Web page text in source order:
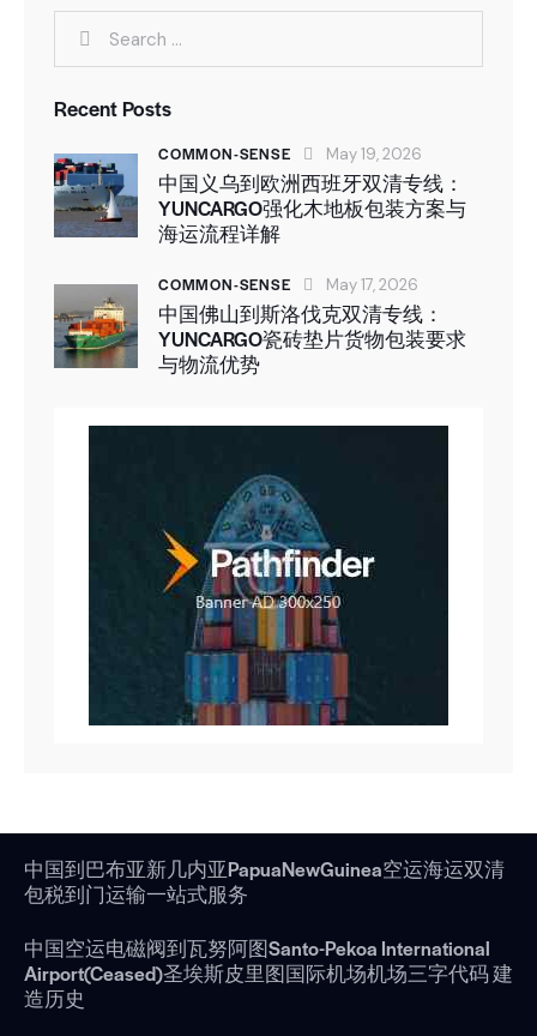
Recent Posts
COMMON-SENSE May 19, 2026
中国义乌到欧洲西班牙双清专线：
YUNCARGO强化木地板包装方案与
海运流程详解
COMMON-SENSE May 17, 2026
中国佛山到斯洛伐克双清专线：
YUNCARGO瓷砖垫片货物包装要求
与物流优势
中国到巴布亚新几内亚PapuaNewGuinea空运海运双清
包税到门运输一站式服务
中国空运电磁阀到瓦努阿图Santo-Pekoa International
Airport(Ceased)圣埃斯皮里图国际机场机场三字代码 建
造历史